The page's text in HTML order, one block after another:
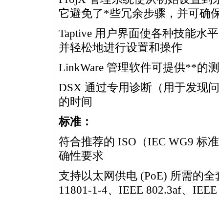
它避免了*些冗余步骤，并可确
Taptive 用户界面使各种技能水
并轻松地进行设置和操作
LinkWare 管理软件可提供**的
DSX 通过专用诊断（用于发现
的时间
标准：
符合推荐的 ISO（IEC WG9 标
确性要求
支持以太网供电 (PoE) 所需的
11801-1-4、IEEE 802.3af、